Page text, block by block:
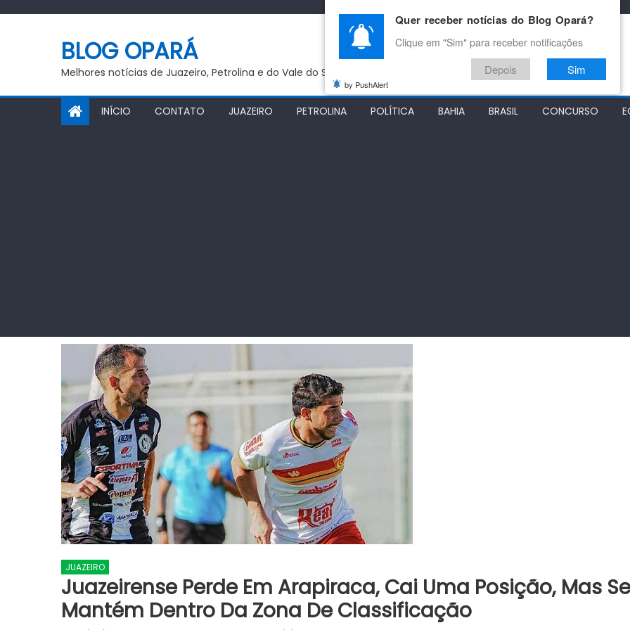
BLOG OPARÁ
Melhores notícias de Juazeiro, Petrolina e do Vale do São Francisco
INÍCIO CONTATO JUAZEIRO PETROLINA POLÍTICA BAHIA BRASIL CONCURSO
JUAZEIRO
Juazeirense Perde Em Arapiraca, Cai Uma Posição, Mas Se
Mantém Dentro Da Zona De Classificação
Quer receber notícias do Blog Opará?
Clique em "Sim" para receber notificações
Depois Sim
by PushAlert